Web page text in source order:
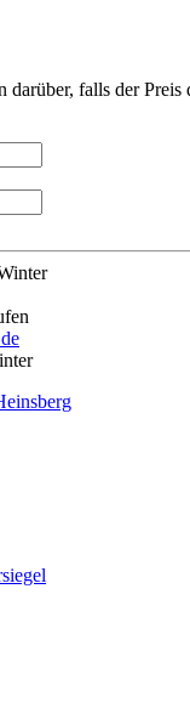
darüber, falls der